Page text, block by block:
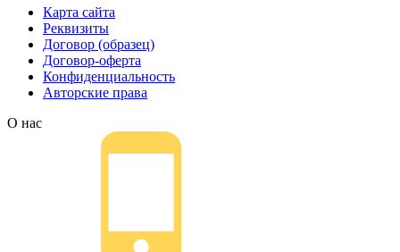
Карта сайта
Реквизиты
Договор (образец)
Договор-оферта
Конфиденциальность
Авторские права
О нас